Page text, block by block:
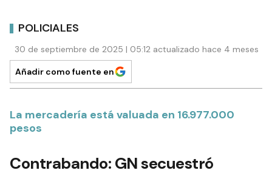
POLICIALES
30 de septiembre de 2025 | 05:12 actualizado hace 4 meses
Añadir como fuente en
La mercadería está valuada en 16.977.000
pesos
Contrabando: GN secuestró